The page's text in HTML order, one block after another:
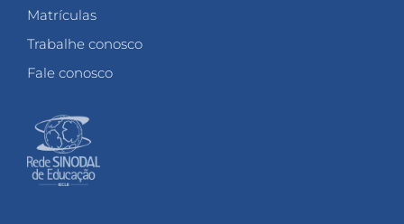
Matrículas
Trabalhe conosco
Fale conosco